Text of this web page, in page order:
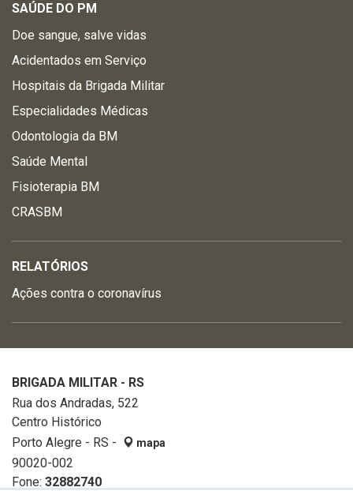
SAÚDE DO PM
Doe sangue, salve vidas
Acidentados em Serviço
Hospitais da Brigada Militar
Especialidades Médicas
Odontologia da BM
Saúde Mental
Fisioterapia BM
CRASBM
RELATÓRIOS
Ações contra o coronavírus
BRIGADA MILITAR - RS
Rua dos Andradas, 522
Centro Histórico
Porto Alegre - RS -
mapa
90020-002
Fone: 32882740